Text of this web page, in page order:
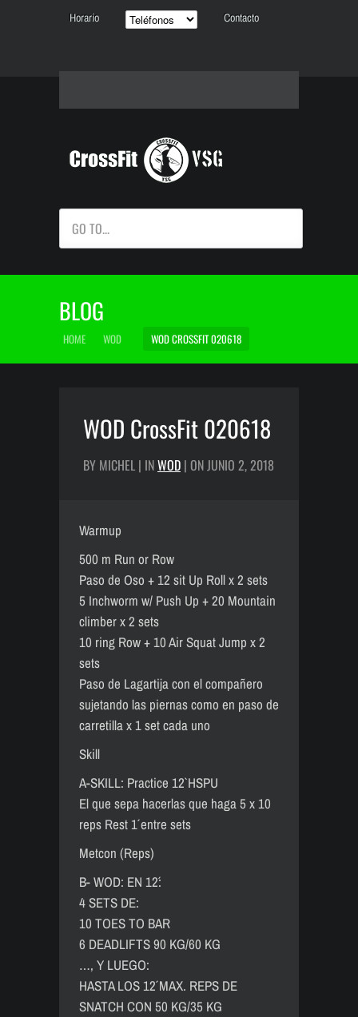
Horario Contacto
GO TO...
BLOG
HOME WOD WOD CROSSFIT 020618
WOD CrossFit 020618
BY MICHEL | INWOD | ON JUNIO 2, 2018
Warmup
500 m Run or Row
Paso de Oso + 12 sit Up Roll x 2 sets
5 Inchworm w/ Push Up + 20 Mountain
climber x 2 sets
10 ring Row + 10 Air Squat Jump x 2
sets
Paso de Lagartija con el compañero
sujetando las piernas como en paso de
carretilla x 1 set cada uno
Skill
A-SKILL: Practice 12` HSPU
El que sepa hacerlas que haga 5 x 10
reps Rest 1´ entre sets
Metcon (Reps)
B- WOD: EN 12´:
4 SETS DE:
10 TOES TO BAR
6 DEADLIFTS 90 KG/60 KG
…, Y LUEGO:
HASTA LOS 12´ MAX. REPS DE
SNATCH CON 50 KG/35 KG